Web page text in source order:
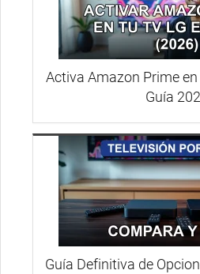
Activa Amazon Prime en
Guía
Guía Definitiva de